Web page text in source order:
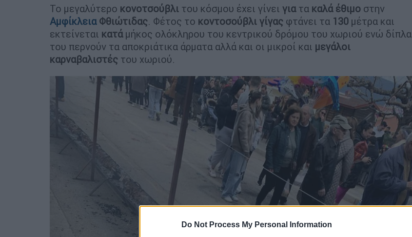
Do Not Process My Personal Information
Το μεγαλύτερο κονοτσούβλι του κόσμου έχει γίνει γιατα καλά έθιμο στην
Αμφίκλεια Φθιώτιδας. Φέτος το κοντοσούβλι γίγας φτάνει τα 130 μέτρα και
εκτείνεται κατάμήκος ολόκληρου του κεντρικού δρόμου του χωριού ενώ δίπλα
του περνούν τα αποκριάτικα άρματα αλλά και οι μικροί και μεγάλοι
καρναβαλιστές του χωριού.